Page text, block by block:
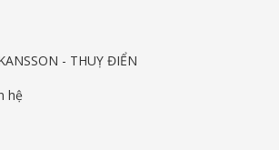
- THUỴ ĐIỂN
hệ